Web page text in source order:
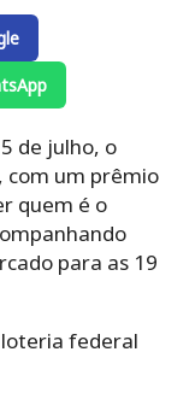
de julho, o
com um prêmio
quem é o
para as 19
federal